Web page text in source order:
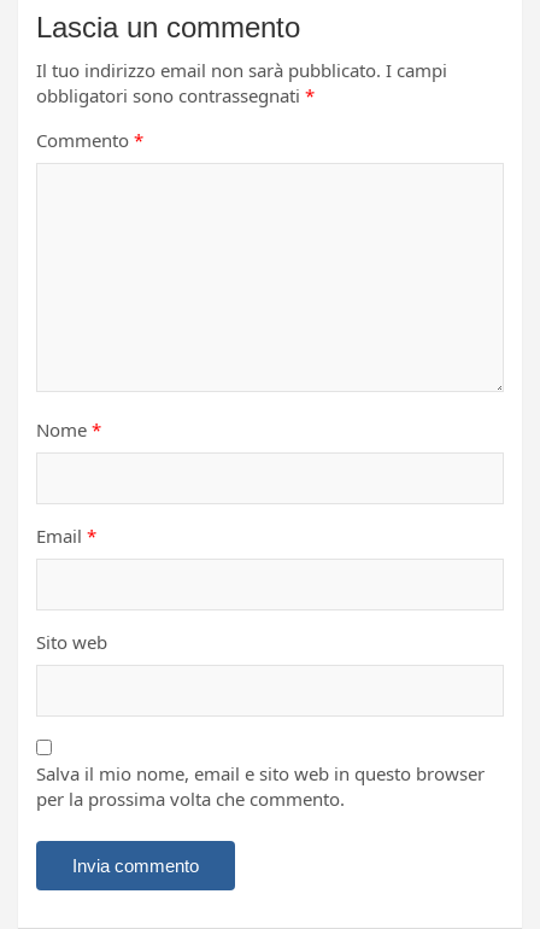
Lascia un commento
Il tuo indirizzo email non sarà pubblicato. I campi
obbligatori sono contrassegnati *
Commento *
Nome *
Email *
Sito web
Salva il mio nome, email e sito web in questo browser
per la prossima volta che commento.